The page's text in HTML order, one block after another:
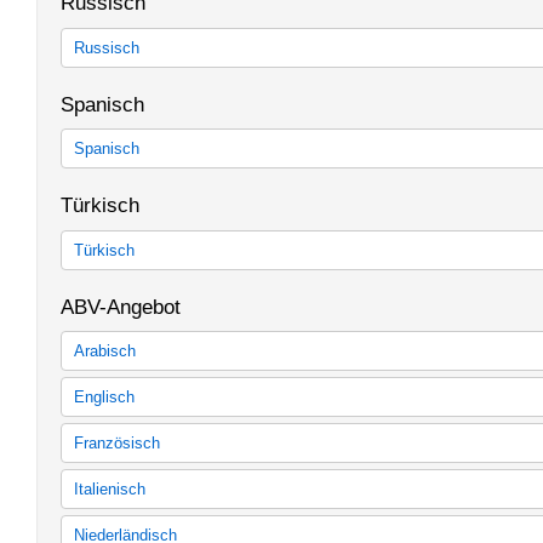
Modulangebot Portugiesisch (Portugal/Brasilien)
Portugiesisch im Rahmen der Allgemeinen Berufsvorbereitung in
Master Interdisziplinäre Lateinamerikastudien
Russisch
Russisch im Rahmen der Allgemeinen Berufsvorbereitung in
Tandem - Lernen in Sprachpartnerschaften
Spanisch
Spanisch
60-LP-Modulangebot mit Lehramtsoption, 30-LP-Modulangebot
Spanisch für das 60-LP-und das 30-LP-Modulangebot Spanisch
geringe Vorkenntnisse)
Spanisch in Masterstudiengängen
Türkisch
Türkisch
Studiengangs "Geschichte und Kultur des Vorderen Orients"
Studiengangs Islamwissenschaft.
Tandem - Lernen in Sprachpartnerschaften
Türkisch im Rahmen der Allgemeinen Berufsvorbereitung in
ABV-Angebot
Arabisch
Arabisch (ABV) bis SoSe 2013
Arabisch (ABV-Studienordnung ab WiSe 13/14)
Englisch
Englisch (ABV) bis SoSe 2013
Englisch (ABV-Studienordnung ab WiSe 13/14)
Französisch
Französisch (ABV) bis SoSe 2013
Französisch (ABV-Studienordnung ab WiSe 13/14)
Italienisch
Italienisch (ABV) bis SoSe 2013
Niederländisch